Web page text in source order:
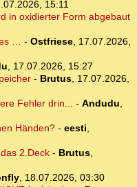
15:11
in oxidierter Form abgebaut
… - Ostfriese, 17.07.2026,
, 17.07.2026, 15:27
- Brutus, 17.07.2026,
Fehler drin... - Andudu,
Händen?- eesti,
2.Deck- Brutus,
, 18.07.2026, 03:30